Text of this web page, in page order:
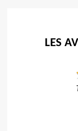
LES